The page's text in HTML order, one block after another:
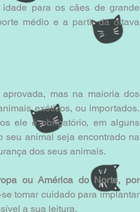
para os cães de grande
médio e a partir da oitava
mas na maioria dos
exóticos, ou importados.
ele é obrigatório, em alguns
seu animal seja encontrado na
dos seus animais.
ou América do Norte, por
tomar cuidado para implantar
a sua leitura.